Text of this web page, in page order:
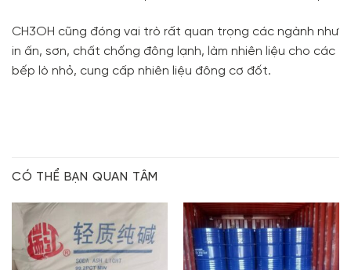
CH3OH cũng đóng vai trò rất quan trọng các ngành như
in ấn, sơn, chất chống đông lạnh, làm nhiên liệu cho các
bếp lò nhỏ, cung cấp nhiên liệu đông cơ đốt.
CÓ THỂ BẠN QUAN TÂM